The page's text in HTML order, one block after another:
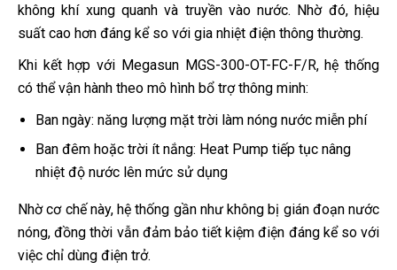
không khí xung quanh và truyền vào nước. Nhờ đó, hiệu
suất cao hơn đáng kể so với gia nhiệt điện thông thường.
Khi kết hợp với Megasun MGS-300-OT-FC-F/R, hệ thống
có thể vận hành theo mô hình bổ trợ thông minh:
Ban ngày: năng lượng mặt trời làm nóng nước miễn phí
Ban đêm hoặc trời ít nắng: Heat Pump tiếp tục nâng
nhiệt độ nước lên mức sử dụng
Nhờ cơ chế này, hệ thống gần như không bị gián đoạn nước
nóng, đồng thời vẫn đảm bảo tiết kiệm điện đáng kể so với
việc chỉ dùng điện trở.